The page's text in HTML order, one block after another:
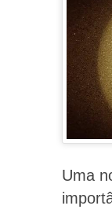
Uma